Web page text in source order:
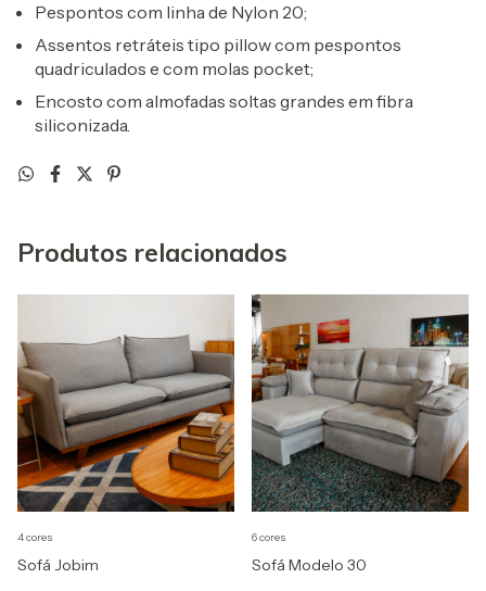
Pespontos com linha de Nylon 20;
Assentos retráteis tipo pillow com pespontos
quadriculados e com molas pocket;
Encosto com almofadas soltas grandes em fibra
siliconizada.
Produtos relacionados
Sofá Jobim
4 cores
Sofá Modelo 30
6 cores